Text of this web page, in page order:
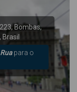
, Bombas,
Brasil
para o